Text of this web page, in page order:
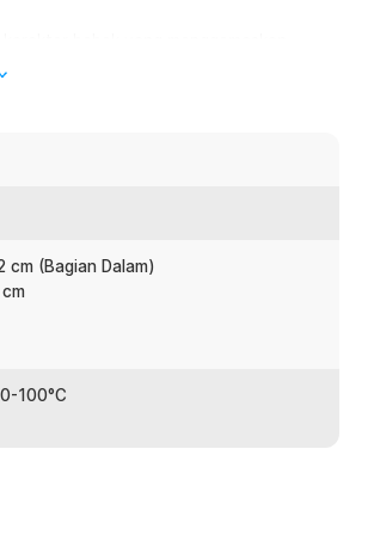
tampilan minuman terlihat lebih cantik
menonjolkan warna minuman
hari.
menyajikan kopi, susu, teh, jus,
tanpa terasa terlalu besar atau
cm (Bagian Dalam)
100°C